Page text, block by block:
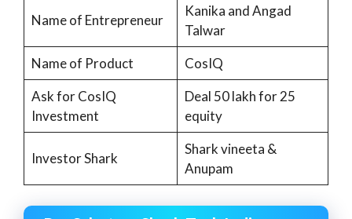
Name of Entrepreneur
Kanika and Angad
Talwar
Name of Product
CosIQ
Ask for CosIQ
Investment
Deal 50 lakh for 25
equity
Investor Shark
Shark vineeta &
Anupam